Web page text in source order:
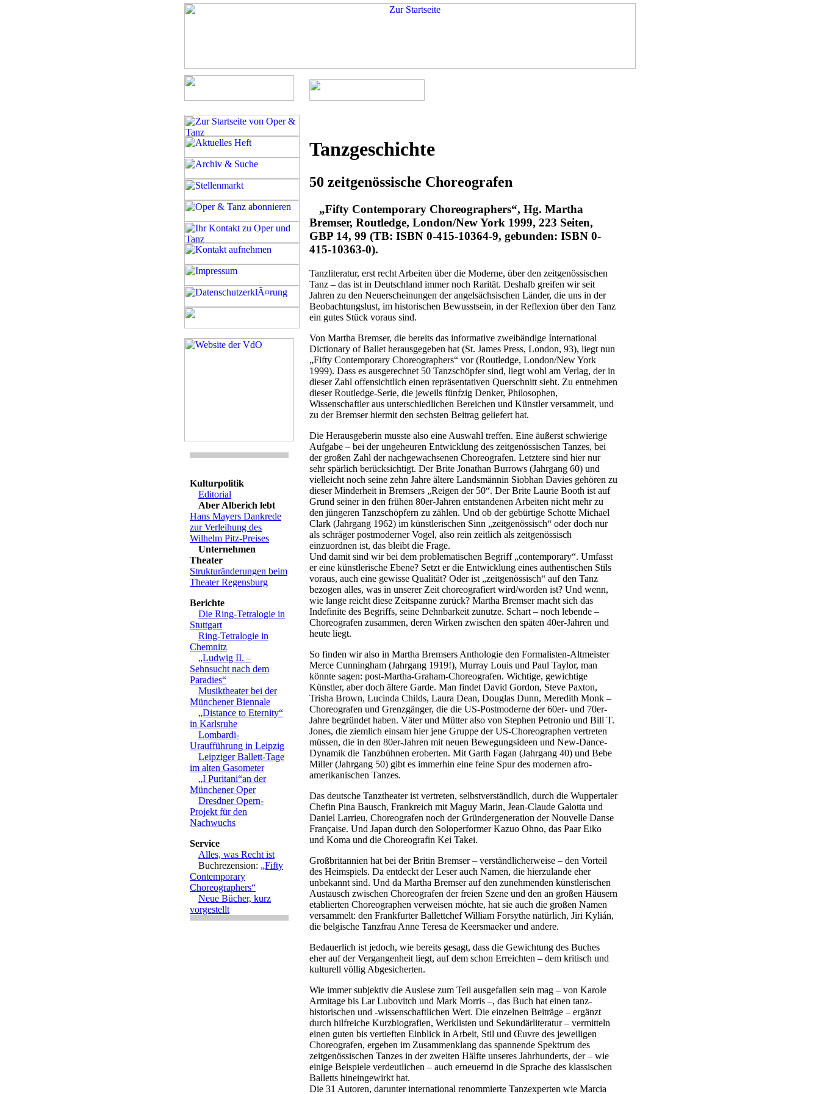
Kulturpolitik
Editorial
Aber Alberich lebt
Hans Mayers Dankrede
zur Verleihung des
Wilhelm Pitz-Preises
Unternehmen
Theater
Strukturänderungen beim
Theater Regensburg
Berichte
Die Ring-Tetralogie in
Stuttgart
Ring-Tetralogie in
Chemnitz
„Ludwig II. –
Sehnsucht nach dem
Paradies“
Musiktheater bei der
Münchener Biennale
„Distance to Eternity“
in Karlsruhe
Lombardi-
Uraufführung in Leipzig
Leipziger Ballett-Tage
im alten Gasometer
„I Puritani“an der
Münchener Oper
Dresdner Opern-
Projekt für den
Nachwuchs
Service
Alles, was Recht ist
Buchrezension: „Fifty
Contemporary
Choreographers“
Neue Bücher, kurz
vorgestellt
Tanzgeschichte
50 zeitgenössische Choreografen
„Fifty Contemporary Choreographers“, Hg. Martha
Bremser, Routledge, London/New York 1999, 223 Seiten,
GBP 14, 99 (TB: ISBN 0-415-10364-9, gebunden: ISBN 0-
415-10363-0).
Tanzliteratur, erst recht Arbeiten über die Moderne, über den zeitgenössischen
Tanz – das ist in Deutschland immer noch Rarität. Deshalb greifen wir seit
Jahren zu den Neuerscheinungen der angelsächsischen Länder, die uns in der
Beobachtungslust, im historischen Bewusstsein, in der Reflexion über den Tanz
ein gutes Stück voraus sind.
Von Martha Bremser, die bereits das informative zweibändige International
Dictionary of Ballet herausgegeben hat (St. James Press, London, 93), liegt nun
„Fifty Contemporary Choreographers“ vor (Routledge, London/New York
1999). Dass es ausgerechnet 50 Tanzschöpfer sind, liegt wohl am Verlag, der in
dieser Zahl offensichtlich einen repräsentativen Querschnitt sieht. Zu entnehmen
dieser Routledge-Serie, die jeweils fünfzig Denker, Philosophen,
Wissenschaftler aus unterschiedlichen Bereichen und Künstler versammelt, und
zu der Bremser hiermit den sechsten Beitrag geliefert hat.
Die Herausgeberin musste also eine Auswahl treffen. Eine äußerst schwierige
Aufgabe – bei der ungeheuren Entwicklung des zeitgenössischen Tanzes, bei
der großen Zahl der nachgewachsenen Choreografen. Letztere sind hier nur
sehr spärlich berücksichtigt. Der Brite Jonathan Burrows (Jahrgang 60) und
vielleicht noch seine zehn Jahre ältere Landsmännin Siobhan Davies gehören zu
dieser Minderheit in Bremsers „Reigen der 50“. Der Brite Laurie Booth ist auf
Grund seiner in den frühen 80er-Jahren entstandenen Arbeiten nicht mehr zu
den jüngeren Tanzschöpfern zu zählen. Und ob der gebürtige Schotte Michael
Clark (Jahrgang 1962) im künstlerischen Sinn „zeitgenössisch“ oder doch nur
als schräger postmoderner Vogel, also rein zeitlich als zeitgenössisch
einzuordnen ist, das bleibt die Frage.
Und damit sind wir bei dem problematischen Begriff „contemporary“. Umfasst
er eine künstlerische Ebene? Setzt er die Entwicklung eines authentischen Stils
voraus, auch eine gewisse Qualität? Oder ist „zeitgenössisch“ auf den Tanz
bezogen alles, was in unserer Zeit choreografiert wird/worden ist? Und wenn,
wie lange reicht diese Zeitspanne zurück? Martha Bremser macht sich das
Indefinite des Begriffs, seine Dehnbarkeit zunutze. Schart – noch lebende –
Choreografen zusammen, deren Wirken zwischen den späten 40er-Jahren und
heute liegt.
So finden wir also in Martha Bremsers Anthologie den Formalisten-Altmeister
Merce Cunningham (Jahrgang 1919!), Murray Louis und Paul Taylor, man
könnte sagen: post-Martha-Graham-Choreografen. Wichtige, gewichtige
Künstler, aber doch ältere Garde. Man findet David Gordon, Steve Paxton,
Trisha Brown, Lucinda Childs, Laura Dean, Douglas Dunn, Meredith Monk –
Choreografen und Grenzgänger, die die US-Postmoderne der 60er- und 70er-
Jahre begründet haben. Väter und Mütter also von Stephen Petronio und Bill T.
Jones, die ziemlich einsam hier jene Gruppe der US-Choreographen vertreten
müssen, die in den 80er-Jahren mit neuen Bewegungsideen und New-Dance-
Dynamik die Tanzbühnen eroberten. Mit Garth Fagan (Jahrgang 40) und Bebe
Miller (Jahrgang 50) gibt es immerhin eine feine Spur des modernen afro-
amerikanischen Tanzes.
Das deutsche Tanztheater ist vertreten, selbstverständlich, durch die Wuppertaler
Chefin Pina Bausch, Frankreich mit Maguy Marin, Jean-Claude Galotta und
Daniel Larrieu, Choreografen noch der Gründergeneration der Nouvelle Danse
Française. Und Japan durch den Soloperformer Kazuo Ohno, das Paar Eiko
und Koma und die Choreografin Kei Takei.
Großbritannien hat bei der Britin Bremser – verständlicherweise – den Vorteil
des Heimspiels. Da entdeckt der Leser auch Namen, die hierzulande eher
unbekannt sind. Und da Martha Bremser auf den zunehmenden künstlerischen
Austausch zwischen Choreografen der freien Szene und den an großen Häusern
etablierten Choreographen verweisen möchte, hat sie auch die großen Namen
versammelt: den Frankfurter Ballettchef William Forsythe natürlich, Jiri Kylián,
die belgische Tanzfrau Anne Teresa de Keersmaeker und andere.
Bedauerlich ist jedoch, wie bereits gesagt, dass die Gewichtung des Buches
eher auf der Vergangenheit liegt, auf dem schon Erreichten – dem kritisch und
kulturell völlig Abgesicherten.
Wie immer subjektiv die Auslese zum Teil ausgefallen sein mag – von Karole
Armitage bis Lar Lubovitch und Mark Morris –, das Buch hat einen tanz-
historischen und -wissenschaftlichen Wert. Die einzelnen Beiträge – ergänzt
durch hilfreiche Kurzbiografien, Werklisten und Sekundärliteratur – vermitteln
einen guten bis vertieften Einblick in Arbeit, Stil und Œuvre des jeweiligen
Choreografen, ergeben im Zusammenklang das spannende Spektrum des
zeitgenössischen Tanzes in der zweiten Hälfte unseres Jahrhunderts, der – wie
einige Beispiele verdeutlichen – auch erneuernd in die Sprache des klassischen
Balletts hineingewirkt hat.
Die 31 Autoren, darunter international renommierte Tanzexperten wie Marcia